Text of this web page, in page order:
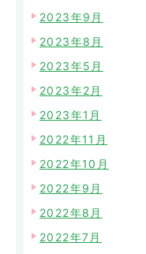
2023年9月
2023年8月
2023年5月
2023年2月
2023年1月
2022年11月
2022年10月
2022年9月
2022年8月
2022年7月